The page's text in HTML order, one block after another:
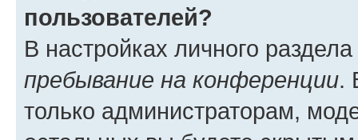
пользователей?
В настройках личного
пребывание на конференции.
только администраторам,